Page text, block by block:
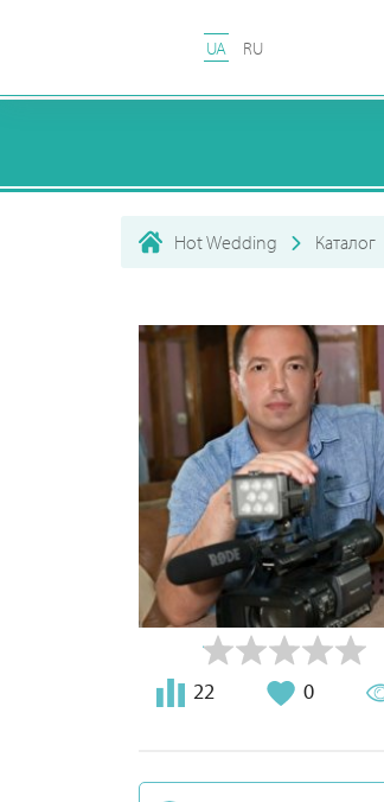
UA RU
Hot Wedding Каталог
22 0